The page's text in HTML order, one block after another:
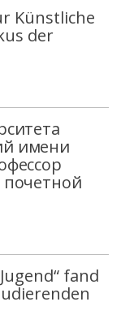
Künstliche
der
имени
fand